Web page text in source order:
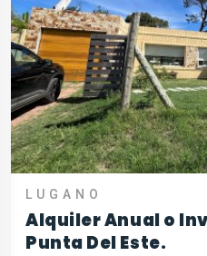
LUGANO
Alquiler Anual o
Punta Del Este.